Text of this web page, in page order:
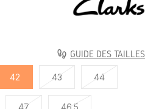
GUIDE DES TAILLES
42 43 44
47 46.5